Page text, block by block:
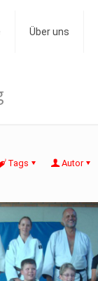
Über uns
Tags Autor